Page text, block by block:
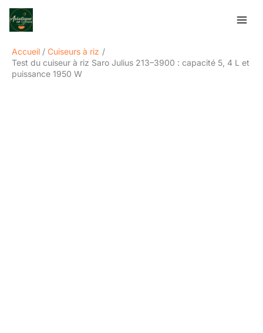
Aller
Accueil
Cuiseurs à riz
Test du cuiseur à riz Saro Julius 213–3900 : capacité 5, 4 L et
puissance 1950 W
Rechercher